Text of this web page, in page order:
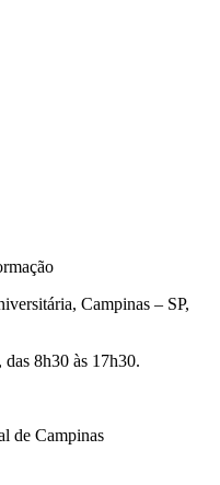
Campinas – SP,
8h30 às 17h30.
de Campinas